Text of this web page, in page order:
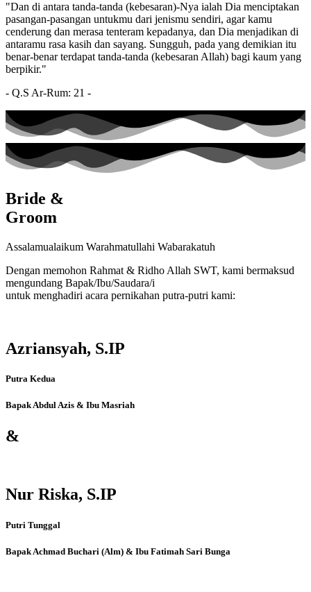
"Dan di antara tanda-tanda (kebesaran)-Nya ialah Dia menciptakan
pasangan-pasangan untukmu dari jenismu sendiri, agar kamu
cenderung dan merasa tenteram kepadanya, dan Dia menjadikan di
antaramu rasa kasih dan sayang. Sungguh, pada yang demikian itu
benar-benar terdapat tanda-tanda (kebesaran Allah) bagi kaum yang
berpikir."
- Q.S Ar-Rum: 21 -
Bride &
Groom
Assalamualaikum Warahmatullahi Wabarakatuh
Dengan memohon Rahmat & Ridho Allah SWT, kami bermaksud
mengundang Bapak/Ibu/Saudara/i
untuk menghadiri acara pernikahan putra-putri kami:
Azriansyah, S.IP
Putra Kedua
Bapak Abdul Azis & Ibu Masriah
&
Nur Riska, S.IP
Putri Tunggal
Bapak Achmad Buchari (Alm) & Ibu Fatimah Sari Bunga